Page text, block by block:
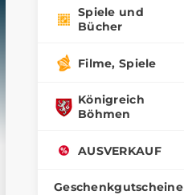
Spiele und
Bücher
Filme, Spiele
Königreich
Böhmen
AUSVERKAUF
Geschenkgutscheine